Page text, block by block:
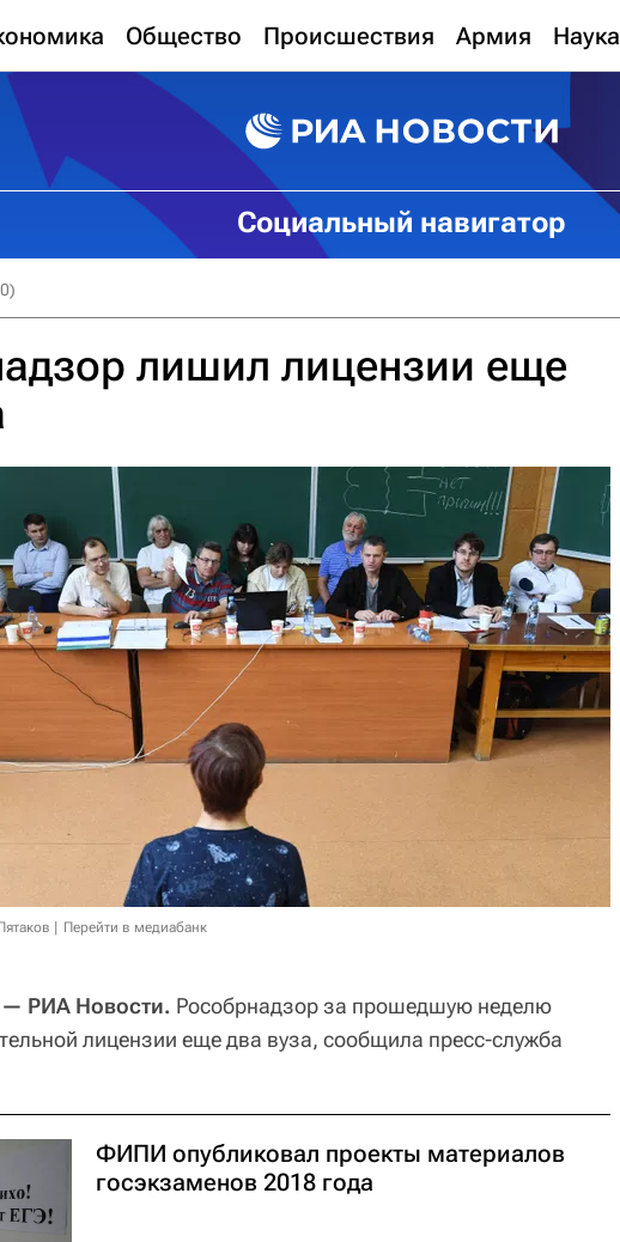
Общество Происшествия Армия Наука
Социальный навигатор
лишил лицензии еще
Перейти в медиабанк
РИА Новости. Рособрнадзор за прошедшую неделю
лицензии еще два вуза, сообщила пресс-служба
ФИПИ опубликовал проекты материалов
госэкзаменов 2018 года